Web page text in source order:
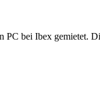
PC bei Ibex gemietet.